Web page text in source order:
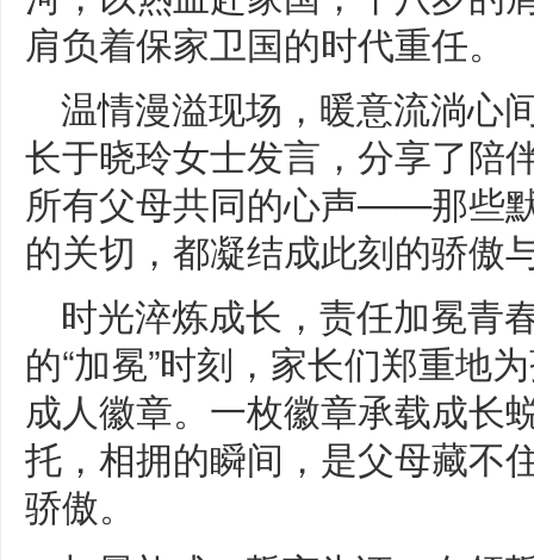
肩负着保家卫国的时代重任。
温情漫溢现场，暖意流淌心
长于晓玲女士发言，分享了陪
所有父母共同的心声——那些
的关切，都凝结成此刻的骄傲
时光淬炼成长，责任加冕青
的“加冕”时刻，家长们郑重地
成人徽章。一枚徽章承载成长
托，相拥的瞬间，是父母藏不
骄傲。